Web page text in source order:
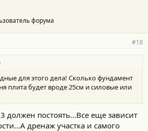
форума
#18
для этого дела! Сколько фундамент
плита будет вроде 25см и силовые или
должен постоять...Все еще зависит
дренаж участка и самого